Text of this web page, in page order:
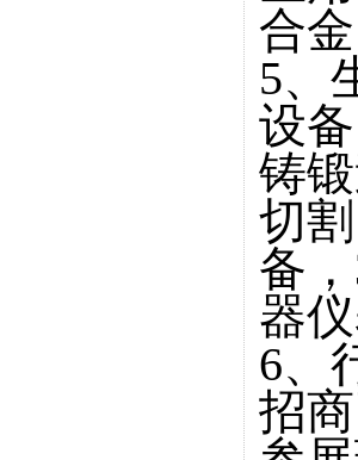
合
5、
设
铸
切
备
器
6、
招